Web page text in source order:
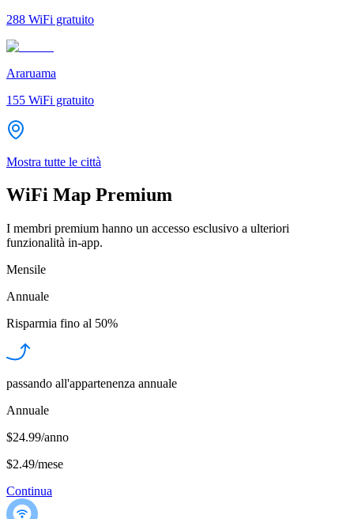
288 WiFi gratuito
Araruama
155 WiFi gratuito
Mostra tutte le città
WiFi Map Premium
I membri premium hanno un accesso esclusivo a ulteriori
funzionalità in-app.
Mensile
Annuale
Risparmia fino al 50%
passando all'appartenenza annuale
Annuale
$24.99/anno
$2.49/mese
Continua